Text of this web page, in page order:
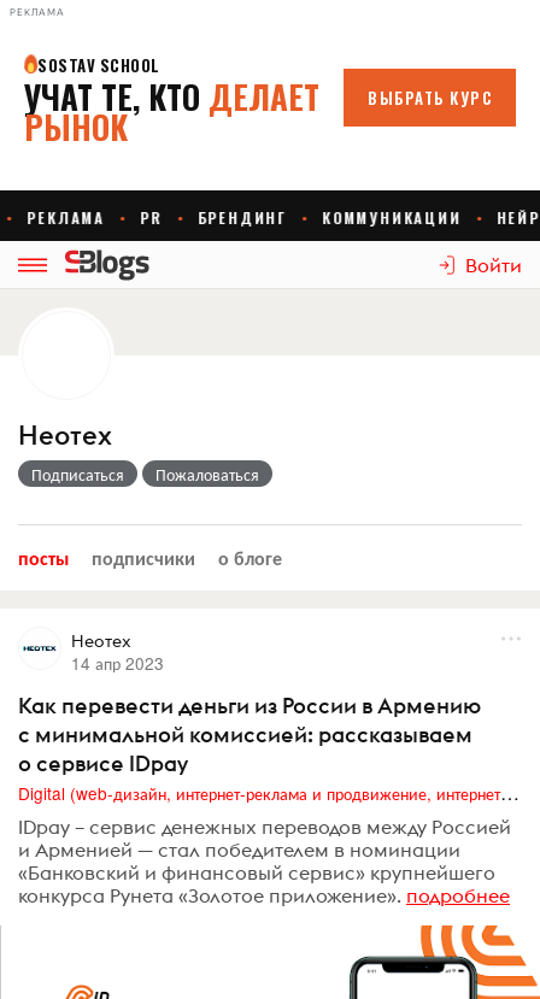
РЕКЛАМА
Войти
Неотех
Подписаться Пожаловаться
посты подписчики о блоге
Неотех
14 апр 2023
Как перевести деньги из России в Армению
с минимальной комиссией: рассказываем
о сервисе IDpay
Digital (web-дизайн, интернет-реклама и продвижение, интернет-сообщества и блоги, интернет-коммуникации, мобильный маркетинг, реклама на цифровых экранах)
IDpay – сервис денежных переводов между Россией
и Арменией — стал победителем в номинации
«Банковский и финансовый сервис» крупнейшего
конкурса Рунета «Золотое приложение». подробнее